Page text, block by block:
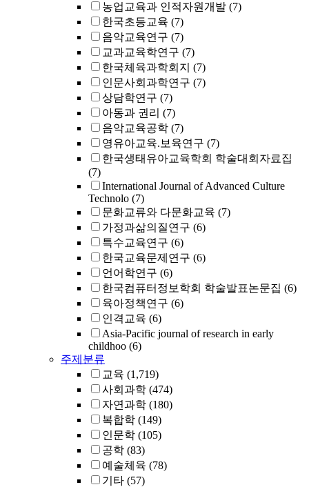
농업교육과 인적자원개발 (7)
한국초등교육 (7)
음악교육연구 (7)
교과교육학연구 (7)
한국체육과학회지 (7)
인문사회과학연구 (7)
상담학연구 (7)
아동과 권리 (7)
음악교육공학 (7)
영유아교육.보육연구 (7)
한국생태유아교육학회 학술대회자료집
(7)
International Journal of Advanced Culture
Technolo (7)
문화교류와 다문화교육 (7)
가정과삶의질연구 (6)
특수교육연구 (6)
한국교육문제연구 (6)
언어학연구 (6)
한국컴퓨터정보학회 학술발표논문집 (6)
육아정책연구 (6)
인격교육 (6)
Asia-Pacific journal of research in early
childhoo (6)
주제분류
교육 (1,719)
사회과학 (474)
자연과학 (180)
복합학 (149)
인문학 (105)
공학 (83)
예술체육 (78)
기타 (57)